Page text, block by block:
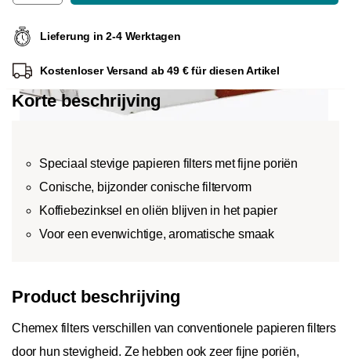
Lieferung in 2-4 Werktagen
Kostenloser Versand ab 49 € für diesen Artikel
Korte beschrijving
Speciaal stevige papieren filters met fijne poriën
Conische, bijzonder conische filtervorm
Koffiebezinksel en oliën blijven in het papier
Voor een evenwichtige, aromatische smaak
Product beschrijving
Chemex filters verschillen van conventionele papieren filters
door hun stevigheid. Ze hebben ook zeer fijne poriën,